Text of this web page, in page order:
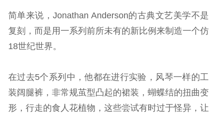
简单来说，Jonathan Anderson的古典文艺美学不是
复刻，而是用一系列前所未有的新比例来制造一个仿
18世纪世界。
在过去5个系列中，他都在进行实验，风琴一样的工
装阔腿裤，非常规茧型凸起的裙装，蝴蝶结的扭曲变
形，行走的食人花植物，这些尝试有时过于怪异，让